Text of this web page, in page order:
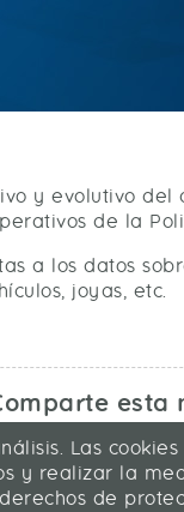
y evolutivo
de la
a los datos
joyas, etc.
esta
Las
y realizar la
de